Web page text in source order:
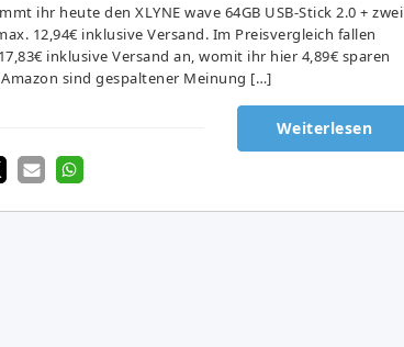
ihr heute den XLYNE wave 64GB USB-Stick 2.0 + zwei
12,94€ inklusive Versand. Im Preisvergleich fallen
inklusive Versand an, womit ihr hier 4,89€ sparen
sind gespaltener Meinung […]
Weiterlesen